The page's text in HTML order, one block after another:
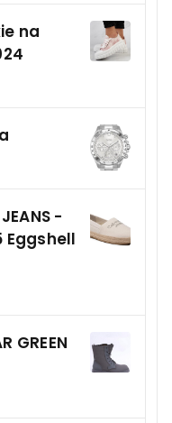
na
-
Eggshell
GREEN